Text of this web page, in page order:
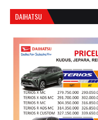
DAIHATSU